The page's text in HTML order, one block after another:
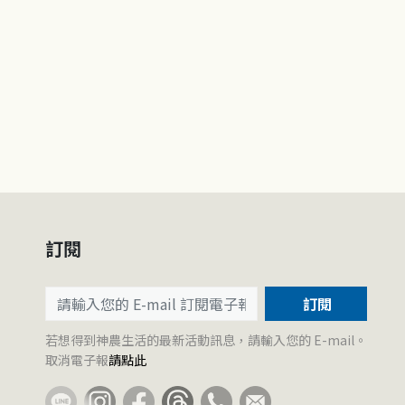
訂閱
訂閱
若想得到神農生活的最新活動訊息，請輸入您的 E-mail。
取消電子報請點此